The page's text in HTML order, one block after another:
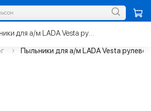
Пыльники для а/м LADA Vesta
Пыльники для а/м LADA Vesta рулевой рейки к-т 2шт, полиуретан